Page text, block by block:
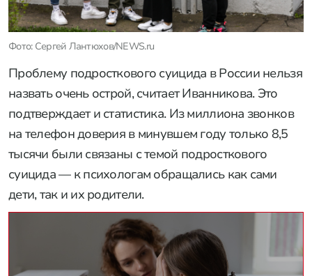
Фото: Сергей Лантюхов/NEWS.ru
Проблему подросткового суицида в России нельзя
назвать очень острой, считает Иванникова. Это
подтверждает и статистика. Из миллиона звонков
на телефон доверия в минувшем году только 8,5
тысячи были связаны с темой подросткового
суицида — к психологам обращались как сами
дети, так и их родители.